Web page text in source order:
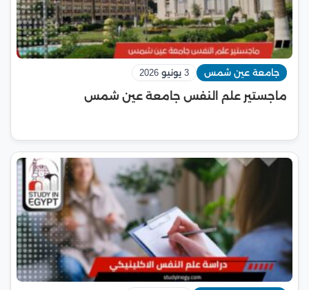
جامعة عين شمس 3 يونيو 2026
ماجستير علم النفس جامعة عين شمس